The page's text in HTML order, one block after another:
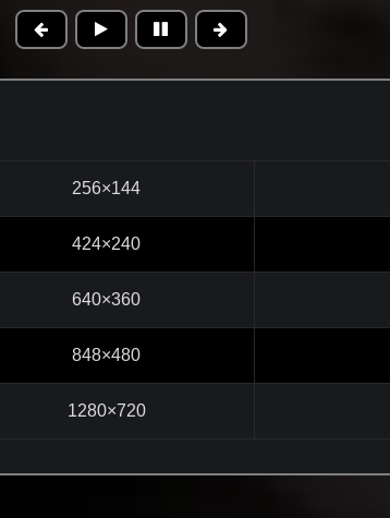
256×144
424×240
640×360
848×480
1280×720